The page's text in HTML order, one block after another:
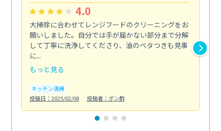
4.0
大掃除に合わせてレンジフードのクリーニングをお
願いしました。自分では手が届かない部分まで分解
して丁寧に洗浄してくださり、油のベタつきも見事
に...
もっと見る
キッチン清掃
投稿日：2025/02/08
投稿者：ポン酢